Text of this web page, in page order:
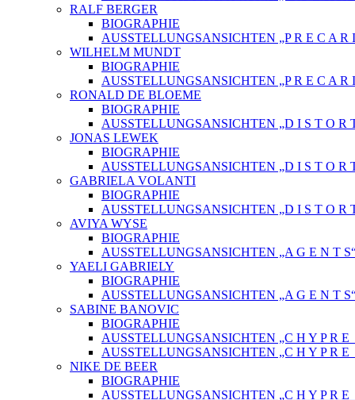
RALF BERGER
BIOGRAPHIE
AUSSTELLUNGSANSICHTEN „P R E C A R
WILHELM MUNDT
BIOGRAPHIE
AUSSTELLUNGSANSICHTEN „P R E C A R
RONALD DE BLOEME
BIOGRAPHIE
AUSSTELLUNGSANSICHTEN „D I S T O R
JONAS LEWEK
BIOGRAPHIE
AUSSTELLUNGSANSICHTEN „D I S T O R
GABRIELA VOLANTI
BIOGRAPHIE
AUSSTELLUNGSANSICHTEN „D I S T O R
AVIYA WYSE
BIOGRAPHIE
AUSSTELLUNGSANSICHTEN „A G E N T
YAELI GABRIELY
BIOGRAPHIE
AUSSTELLUNGSANSICHTEN „A G E N T
SABINE BANOVIC
BIOGRAPHIE
AUSSTELLUNGSANSICHTEN „C H Y P R
AUSSTELLUNGSANSICHTEN „C H Y P R
NIKE DE BEER
BIOGRAPHIE
AUSSTELLUNGSANSICHTEN „C H Y P R